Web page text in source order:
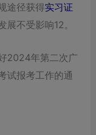
途径获得实习证
展不受影响‌12。
2024年第二次广
试报考工作的通